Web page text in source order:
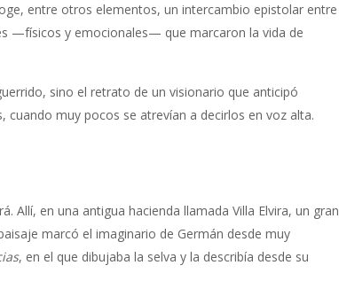
entre otros elementos, un intercambio epistolar entre
—físicos y emocionales— que marcaron la vida de
sino el retrato de un visionario que anticipó
muy pocos se atrevían a decirlos en voz alta.
Allí, en una antigua hacienda llamada Villa Elvira, un gran
marcó el imaginario de Germán desde muy
, en el que dibujaba la selva y la describía desde su